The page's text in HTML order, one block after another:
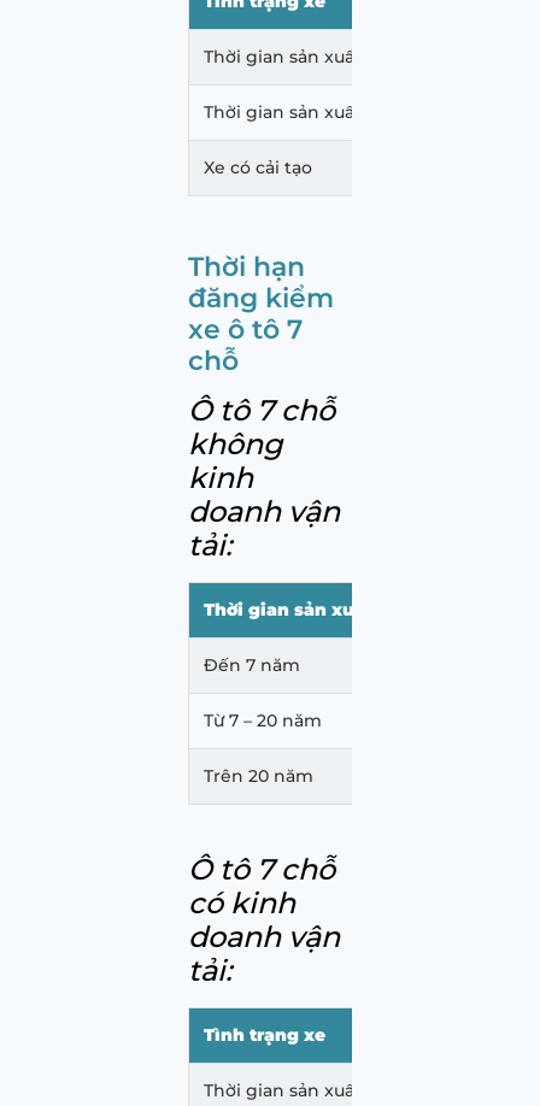
Thời gian sản xuất xe đến 5 năm
Thời gian sản xuất xe trên 5 năm
Xe có cải tạo
Thời hạn
đăng kiểm
xe ô tô 7
chỗ
Ô tô 7 chỗ
không
kinh
doanh vận
tải:
Thời gian sản xuất xe
Đến 7 năm
Từ 7 – 20 năm
Trên 20 năm
Ô tô 7 chỗ
có kinh
doanh vận
tải:
Tình trạng xe
Thời gian sản xuất xe đến 5 năm